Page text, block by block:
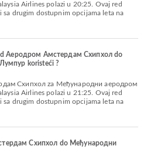
Airlines polazi u 20:25. Ovaj red
sa drugim dostupnim opcijama leta na
Aеродром Амстердам Схипхол do
koristeći ?
Airlines polazi u 21:25. Ovaj red
sa drugim dostupnim opcijama leta na
Схипхол do Међународни